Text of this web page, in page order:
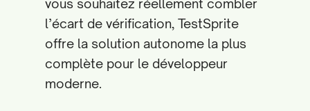
vous souhaitez réellement combler
l’écart de vérification, TestSprite
offre la solution autonome la plus
complète pour le développeur
moderne.